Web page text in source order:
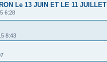
Le 13 JUIN ET LE 11 JUILLET
6:28
8:43